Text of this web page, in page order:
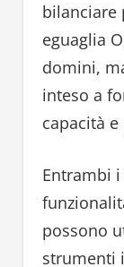
bilanciare
eguaglia
domini,
inteso a
capacità
Entrambi
possono
strumenti